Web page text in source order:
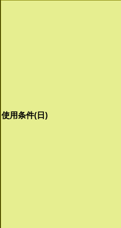
使用条件(日)